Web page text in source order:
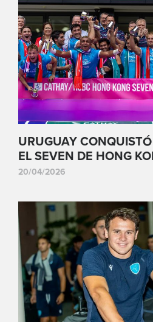
URUGUAY
EL SEVEN DE HONG
20/04/2026